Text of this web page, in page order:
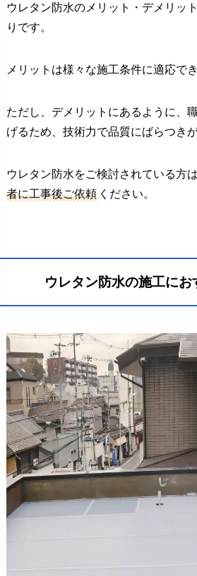
ウレタン防水のメリット・デメリッ
りです。
メリットは様々な施工条件に適応で
ただし、デメリットにあるように、
げるため、技術力で品質にばらつきが
ウレタン防水をご検討されている方は
者に工事後ご依頼ください。
ウレタン防水の施工にお